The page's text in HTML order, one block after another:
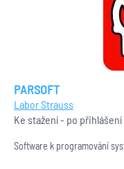
PARSOFT
Labor Strauss
Ke stažení - po přihlášení
Software k programování